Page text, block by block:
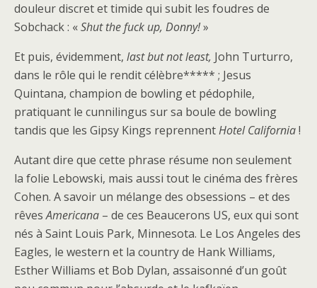
douleur discret et timide qui subit les foudres de
Sobchack : «Shut the fuck up, Donny!»
Et puis, évidemment, last but not least, John Turturro,
dans le rôle qui le rendit célèbre***** ; Jesus
Quintana, champion de bowling et pédophile,
pratiquant le cunnilingus sur sa boule de bowling
tandis que les Gipsy Kings reprennentHotel California!
Autant dire que cette phrase résume non seulement
la folie Lebowski, mais aussi tout le cinéma des frères
Cohen. A savoir un mélange des obsessions – et des
rêvesAmericana – de ces Beaucerons US, eux qui sont
nés à Saint Louis Park, Minnesota. Le Los Angeles des
Eagles, le western et la country de Hank Williams,
Esther Williams et Bob Dylan, assaisonné d’un goût